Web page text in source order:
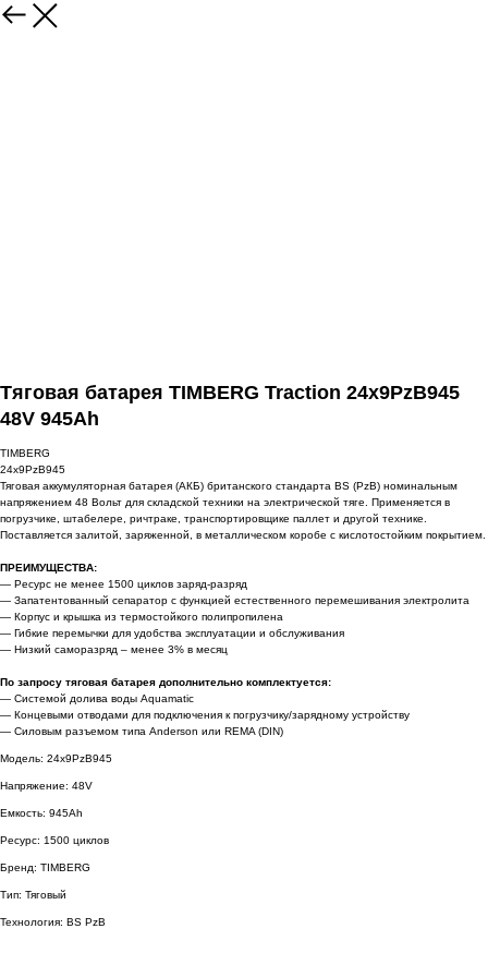
Тяговая батарея TIMBERG Traction 24x9PzB945
48V 945Ah
TIMBERG
24x9PzB945
Тяговая аккумуляторная батарея (АКБ) британского стандарта BS (PzB) номинальным
напряжением 48 Вольт для складской техники на электрической тяге. Применяется в
погрузчике, штабелере, ричтраке, транспортировщике паллет и другой технике.
Поставляется залитой, заряженной, в металлическом коробе с кислотостойким покрытием.
ПРЕИМУЩЕСТВА:
— Ресурс не менее 1500 циклов заряд-разряд
— Запатентованный сепаратор с функцией естественного перемешивания электролита
— Корпус и крышка из термостойкого полипропилена
— Гибкие перемычки для удобства эксплуатации и обслуживания
— Низкий саморазряд – менее 3% в месяц
По запросу тяговая батарея дополнительно комплектуется:
— Системой долива воды Aquamatic
— Концевыми отводами для подключения к погрузчику/зарядному устройству
— Силовым разъемом типа Anderson или REMA (DIN)
Модель: 24x9PzB945
Напряжение: 48V
Емкость: 945Ah
Ресурс: 1500 циклов
Бренд: TIMBERG
Тип: Тяговый
Технология: BS PzB